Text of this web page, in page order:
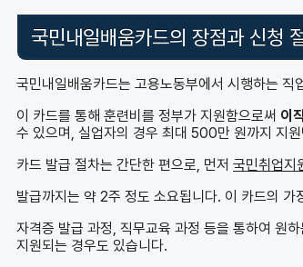
국민내일배움카드의 장점과 신청
국민내일배움카드는 고용노동부에서 시행하는
이 카드를 통해 훈련비를 정부가 지원함으로써 이
수 있으며, 실업자의 경우 최대 500만 원까지 지
카드 발급 절차는 간단한 편으로, 먼저 국민취업지
발급까지는 약 2주 정도 소요됩니다. 이 카드의
자격증 발급 과정, 직무교육 과정 등을 통하여 원
지원되는 경우도 있습니다.